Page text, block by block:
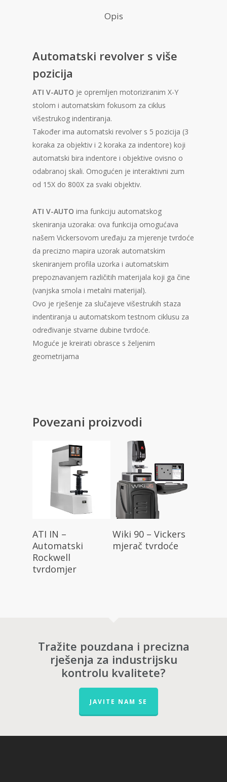
Opis
Automatski revolver s više
pozicija
ATI V-AUTO je opremljen motoriziranim X-Y
stolom i automatskim fokusom za ciklus
višestrukog indentiranja.
Također ima automatski revolver s 5 pozicija (3
koraka za objektiv i 2 koraka za indentore) koji
automatski bira indentore i objektive ovisno o
odabranoj skali. Omogućen je interaktivni zum
od 15X do 800X za svaki objektiv.
ATI V-AUTO ima funkciju automatskog
skeniranja uzoraka: ova funkcija omogućava
našem Vickersovom uređaju za mjerenje tvrdoće
da precizno mapira uzorak automatskim
skeniranjem profila uzorka i automatskim
prepoznavanjem različitih materijala koji ga čine
(vanjska smola i metalni materijal).
Ovo je rješenje za slučajeve višestrukih staza
indentiranja u automatskom testnom ciklusu za
određivanje stvarne dubine tvrdoće.
Moguće je kreirati obrasce s željenim
geometrijama
Povezani proizvodi
Pročitaj Više
ATI IN –
Automatski
Rockwell
tvrdomjer
Pročitaj Više
Wiki 90 – Vickers
mjerač tvrdoće
Tražite pouzdana i precizna
rješenja za industrijsku
kontrolu kvalitete?
JAVITE NAM SE